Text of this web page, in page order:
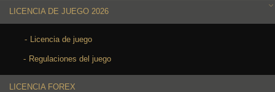
LICENCIA DE JUEGO 2026
Licencia de juego
Regulaciones del juego
LICENCIA FOREX